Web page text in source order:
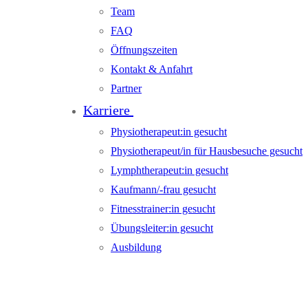
Team
FAQ
Öffnungszeiten
Kontakt & Anfahrt
Partner
Karriere
Physiotherapeut:in gesucht
Physiotherapeut/in für Hausbesuche gesucht
Lymphtherapeut:in gesucht
Kaufmann/-frau gesucht
Fitnesstrainer:in gesucht
Übungsleiter:in gesucht
Ausbildung